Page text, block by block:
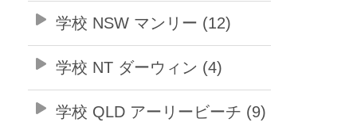
学校 NSW マンリー (12)
学校 NT ダーウィン (4)
学校 QLD アーリービーチ (9)